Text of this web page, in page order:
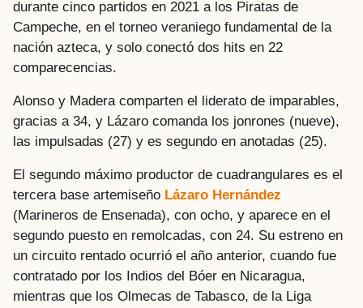
durante cinco partidos en 2021 a los Piratas de
Campeche, en el torneo veraniego fundamental de la
nación azteca, y solo conectó dos hits en 22
comparecencias.
Alonso y Madera comparten el liderato de imparables,
gracias a 34, y Lázaro comanda los jonrones (nueve),
las impulsadas (27) y es segundo en anotadas (25).
El segundo máximo productor de cuadrangulares es el
tercera base artemiseño Lázaro Hernández
(Marineros de Ensenada), con ocho, y aparece en el
segundo puesto en remolcadas, con 24. Su estreno en
un circuito rentado ocurrió el año anterior, cuando fue
contratado por los Indios del Bóer en Nicaragua,
mientras que los Olmecas de Tabasco, de la Liga